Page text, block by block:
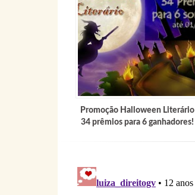
Promoção Halloween Literário
34 prêmios para 6 ganhadores!